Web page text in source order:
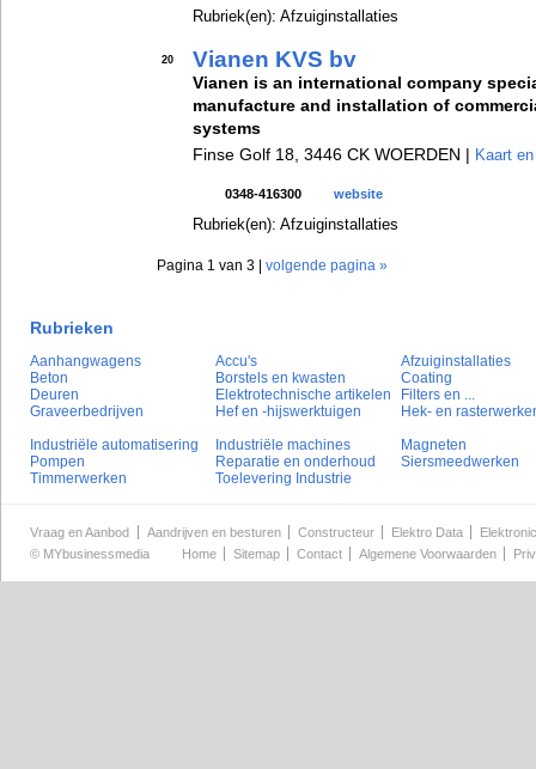
Rubriek(en): Afzuiginstallaties
20 Vianen KVS bv
Vianen is an international company
manufacture and installation of
systems
Finse Golf 18, 3446 CK WOERDEN | Kaart
0348-416300 website
Rubriek(en): Afzuiginstallaties
Pagina 1 van 3 | volgende pagina »
Rubrieken
Aanhangwagens Accu's
Afzuiginstallaties
Beton
Borstels en kwasten
Coating
Deuren
Elektrotechnische artikelen
Filters en ...
Graveerbedrijven
Hef en -hijswerktuigen
Hek- en
Industriële automatisering
Industriële machines
Magneten
Pompen
Reparatie en onderhoud
Siersmeedwerken
Timmerwerken
Toelevering Industrie
Vraag en Aanbod Aandrijven en besturen Constructeur Elektro Data
© MYbusinessmedia Home Sitemap Contact Algemene Voorwaarden